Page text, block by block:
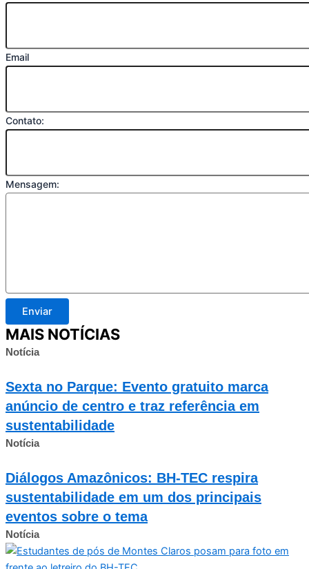
Email
Contato:
Mensagem:
Enviar
MAIS NOTÍCIAS
Notícia
Sexta no Parque: Evento gratuito marca
anúncio de centro e traz referência em
sustentabilidade
Notícia
Diálogos Amazônicos: BH-TEC respira
sustentabilidade em um dos principais
eventos sobre o tema
Notícia